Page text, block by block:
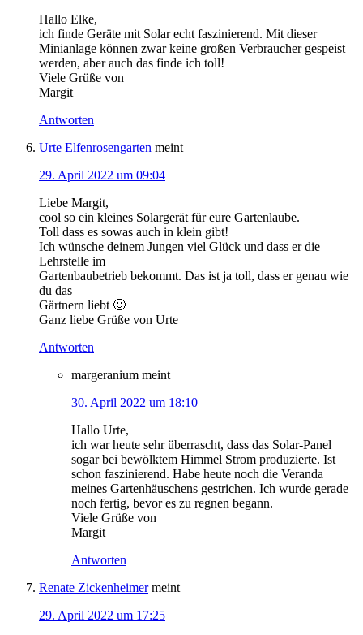
Hallo Elke,
ich finde Geräte mit Solar echt faszinierend. Mit dieser
Minianlage können zwar keine großen Verbraucher gespeist
werden, aber auch das finde ich toll!
Viele Grüße von
Margit
Antworten
Urte Elfenrosengarten meint
29. April 2022 um 09:04
Liebe Margit,
cool so ein kleines Solargerät für eure Gartenlaube.
Toll dass es sowas auch in klein gibt!
Ich wünsche deinem Jungen viel Glück und dass er die
Lehrstelle im
Gartenbaubetrieb bekommt. Das ist ja toll, dass er genau wie
du das
Gärtnern liebt 🙂
Ganz liebe Grüße von Urte
Antworten
margeranium meint
30. April 2022 um 18:10
Hallo Urte,
ich war heute sehr überrascht, dass das Solar-Panel
sogar bei bewölktem Himmel Strom produzierte. Ist
schon faszinierend. Habe heute noch die Veranda
meines Gartenhäuschens gestrichen. Ich wurde gerade
noch fertig, bevor es zu regnen begann.
Viele Grüße von
Margit
Antworten
Renate Zickenheimer meint
29. April 2022 um 17:25